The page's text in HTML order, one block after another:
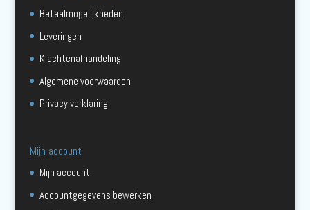
Betaalmogelijkheden
Leveringen
Klachtenafhandeling
Algemene voorwaarden
Privacy verklaring
Mijn account
Mijn account
Accountgegevens bewerken